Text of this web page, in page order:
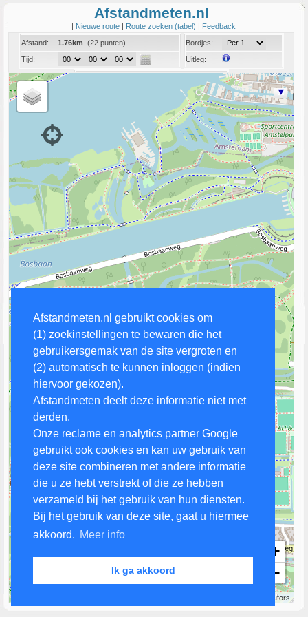
Afstandmeten.nl gebruikt cookies om
(1) zoekinstellingen te bewaren die het
gebruikersgemak van de site vergroten en
(2) automatisch te kunnen inloggen (indien
hiervoor gekozen).
Afstandmeten deelt deze informatie niet met
derden.
Onze reclame en analytics partner Google
gebruikt ook cookies en kan uw gebruik van
deze site combineren met andere informatie
die u ze hebt verstrekt of die ze hebben
verzameld bij het gebruik van hun diensten.
Bij het gebruik van deze site, gaat u hiermee
akkoord. Meer info
Ik ga akkoord
Afstandmeten.nl
| Nieuwe route | Route zoeken (tabel) | Feedback
Afstand:
1.76km (22 punten)
Tijd:
Bordjes:
Uitleg:
+
−
contributors